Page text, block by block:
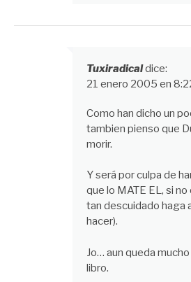
Tuxiradicaldice:
21 enero 2005 en
Como han dicho un
tambien pienso que
morir.
Y será por culpa de
que lo MATE EL, si
tan descuidado haga
hacer).
Jo… aun queda
libro.